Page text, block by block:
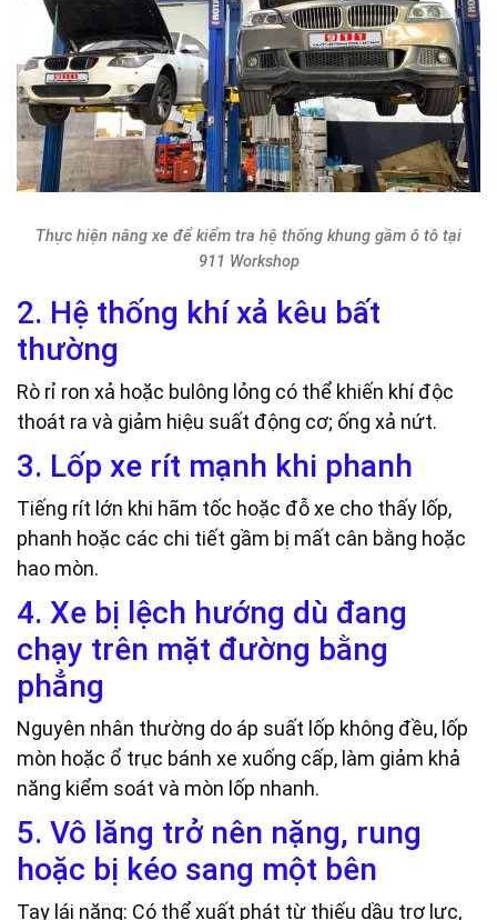
Thực hiện nâng xe để kiểm tra hệ thống khung gầm ô tô tại
911 Workshop
2. Hệ thống khí xả kêu bất
thường
Rò rỉ ron xả hoặc bulông lỏng có thể khiến khí độc
thoát ra và giảm hiệu suất động cơ; ống xả nứt.
3. Lốp xe rít mạnh khi phanh
Tiếng rít lớn khi hãm tốc hoặc đỗ xe cho thấy lốp,
phanh hoặc các chi tiết gầm bị mất cân bằng hoặc
hao mòn.
4. Xe bị lệch hướng dù đang
chạy trên mặt đường bằng
phẳng
Nguyên nhân thường do áp suất lốp không đều, lốp
mòn hoặc ổ trục bánh xe xuống cấp, làm giảm khả
năng kiểm soát và mòn lốp nhanh.
5. Vô lăng trở nên nặng, rung
hoặc bị kéo sang một bên
Tay lái nặng: Có thể xuất phát từ thiếu dầu trợ lực,